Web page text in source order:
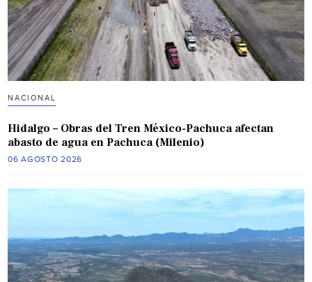
NACIONAL
Hidalgo – Obras del Tren México-Pachuca afectan
abasto de agua en Pachuca (Milenio)
06 AGOSTO 2026